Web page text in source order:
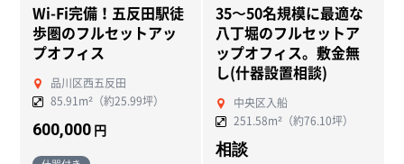
Wi-Fi完備！五反田駅徒
歩圏のフルセットアッ
プオフィス
品川区西五反田
85.91m²（約25.99坪）
600,000 円
35〜50名規模に最適な
八丁堀のフルセットア
ップオフィス。敷金無
し(什器設置相談)
中央区入船
251.58m²（約76.10坪）
相談